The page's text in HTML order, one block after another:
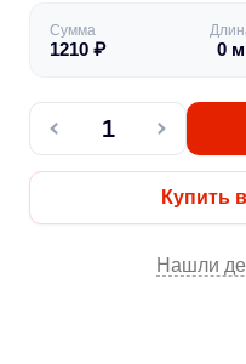
Сумма
1210 ₽ 0 м
Купить
Нашли